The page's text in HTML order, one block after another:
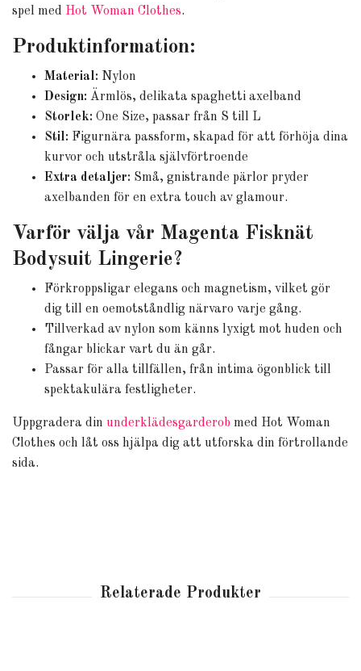
spel med Hot Woman Clothes.
Produktinformation:
Material: Nylon
Design: Ärmlös, delikata spaghetti axelband
Storlek: One Size, passar från S till L
Stil: Figurnära passform, skapad för att förhöja dina
kurvor och utstråla självförtroende
Extra detaljer: Små, gnistrande pärlor pryder
axelbanden för en extra touch av glamour.
Varför välja vår Magenta Fisknät
Bodysuit Lingerie?
Förkroppsligar elegans och magnetism, vilket gör
dig till en oemotståndlig närvaro varje gång.
Tillverkad av nylon som känns lyxigt mot huden och
fångar blickar vart du än går.
Passar för alla tillfällen, från intima ögonblick till
spektakulära festligheter.
Uppgradera din underklädesgarderob med Hot Woman
Clothes och låt oss hjälpa dig att utforska din förtrollande
sida.